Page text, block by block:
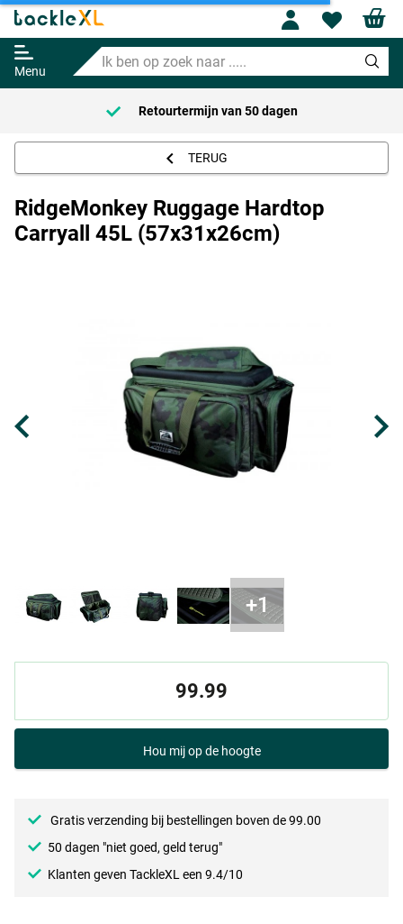
Menu
Ik
ben
op
zoek
naar
Profile
RidgeMonkey Ruggage Hardtop
Carryall 45L (57x31x26cm)
99.99
Retourtermijn van 50 dagen
TERUG
RidgeMonkey Ruggage Hardtop
Carryall 45L (57x31x26cm)
99.99
Hou mij op de hoogte
Gratis verzending bij bestellingen boven de 99.00
50 dagen "niet goed, geld terug"
Klanten geven TackleXL een 9.4/10